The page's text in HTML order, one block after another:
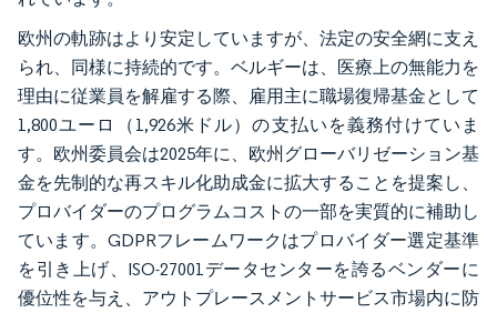
欧州の軌跡はより安定していますが、法定の安全網に支え
られ、同様に持続的です。ベルギーは、医療上の無能力を
理由に従業員を解雇する際、雇用主に職場復帰基金として
1,800ユーロ（1,926米ドル）の支払いを義務付けていま
す。欧州委員会は2025年に、欧州グローバリゼーション基
金を先制的な再スキル化助成金に拡大することを提案し、
プロバイダーのプログラムコストの一部を実質的に補助し
ています。GDPRフレームワークはプロバイダー選定基準
を引き上げ、ISO-27001データセンターを誇るベンダーに
優位性を与え、アウトプレースメントサービス市場内に防